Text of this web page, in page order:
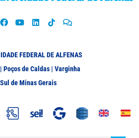
FEDERAL DE ALFENAS
Poços de Caldas | Varginha
Sul de Minas Gerais